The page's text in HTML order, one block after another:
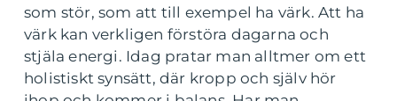
som stör, som att till exempel ha värk. Att ha
värk kan verkligen förstöra dagarna och
stjäla energi. Idag pratar man alltmer om ett
holistiskt synsätt, där kropp och själv hör